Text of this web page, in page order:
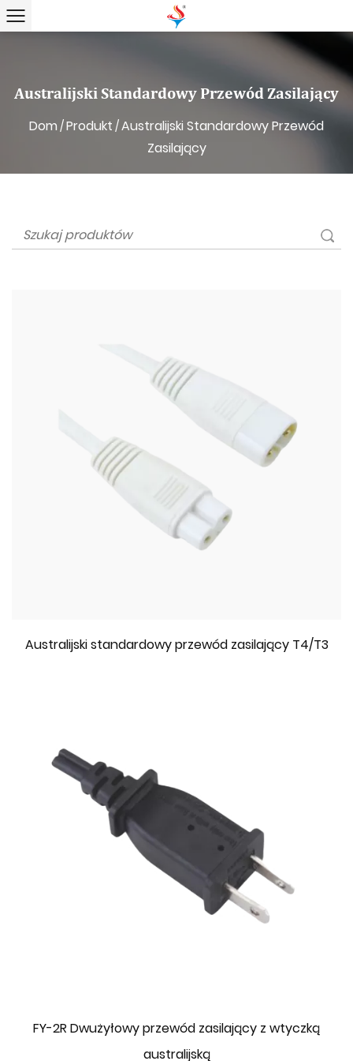
Australijski Standardowy Przewód Zasilający
Dom /Produkt /Australijski Standardowy Przewód
Zasilający
Australijski standardowy przewód zasilający T4/T3
FY-2R Dwużyłowy przewód zasilający z wtyczką
australijską